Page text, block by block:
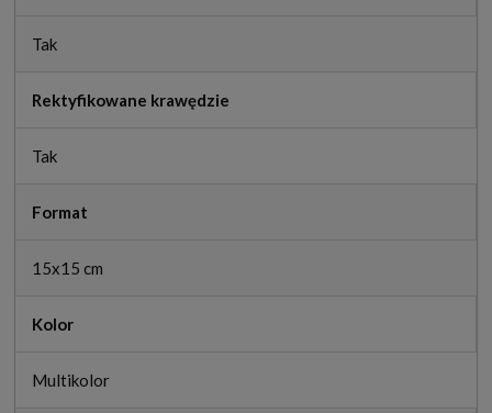
Tak
Rektyfikowane krawędzie
Tak
Format
15x15 cm
Kolor
Multikolor